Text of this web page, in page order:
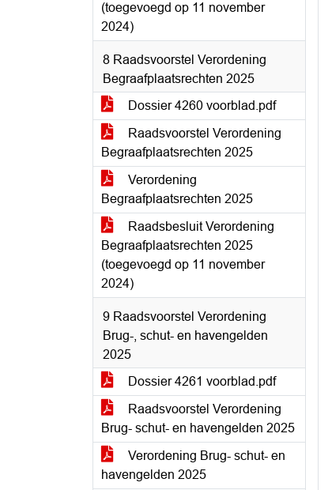
(toegevoegd op 11 november
2024)
8 Raadsvoorstel Verordening
Begraafplaatsrechten 2025
Dossier 4260 voorblad.pdf
Raadsvoorstel Verordening
Begraafplaatsrechten 2025
Verordening
Begraafplaatsrechten 2025
Raadsbesluit Verordening
Begraafplaatsrechten 2025
(toegevoegd op 11 november
2024)
9 Raadsvoorstel Verordening
Brug-, schut- en havengelden
2025
Dossier 4261 voorblad.pdf
Raadsvoorstel Verordening
Brug- schut- en havengelden 2025
Verordening Brug- schut- en
havengelden 2025